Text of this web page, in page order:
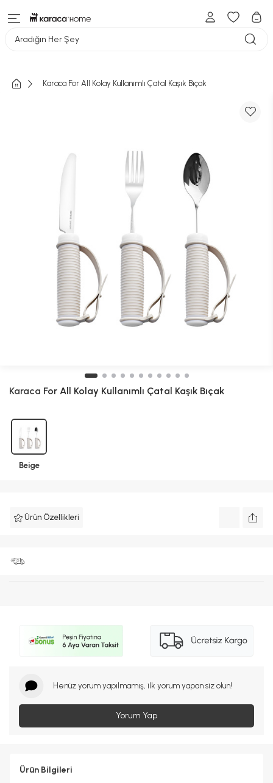
Aradığın Her Şey
Karaca For All Kolay Kullanımlı Çatal Kaşık Bıçak
Karaca For All Kolay Kullanımlı Çatal Kaşık Bıçak
Beige
Ürün Özellikleri
Henüz yorum yapılmamış, ilk yorum yapan siz olun!
Yorum Yap
Ürün Bilgileri